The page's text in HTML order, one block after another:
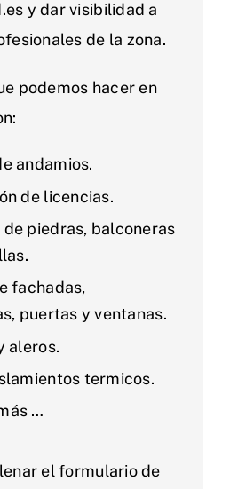
y dar visibilidad a
de la zona.
podemos hacer en
andamios.
de licencias.
piedras, balconeras
fachadas,
puertas y ventanas.
aleros.
termicos.
…
el formulario de